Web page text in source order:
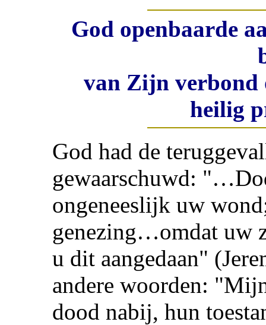
God openbaarde
van Zijn verbond
heilig
God had de
gewaarschuwd:
ongeneeslijk uw
genezing…omdat uw
u dit aangedaan"
andere woorden:
dood nabij, hun